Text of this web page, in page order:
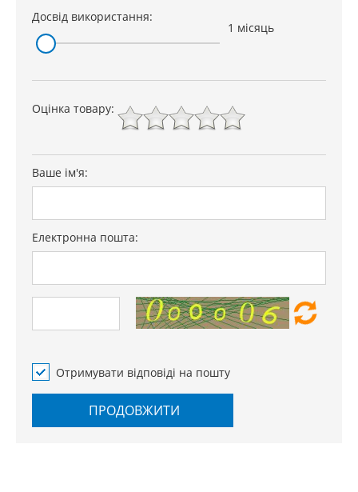
Досвід використання:
1 місяць
Оцінка товару:
Ваше ім'я:
Електронна пошта:
Отримувати відповіді на пошту
ПРОДОВЖИТИ